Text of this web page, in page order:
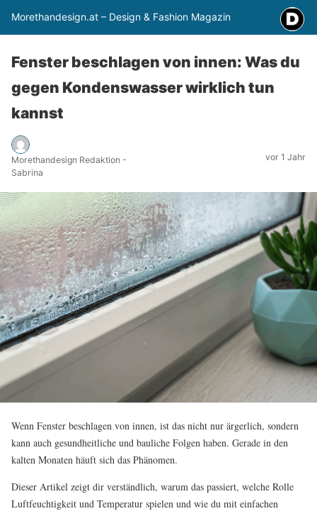
Morethandesign.at – Design & Fashion Magazin
Fenster beschlagen von innen: Was du
gegen Kondenswasser wirklich tun
kannst
Morethandesign Redaktion -
Sabrina
vor 1 Jahr
Wenn Fenster beschlagen von innen, ist das nicht nur ärgerlich, sondern
kann auch gesundheitliche und bauliche Folgen haben. Gerade in den
kalten Monaten häuft sich das Phänomen.
Dieser Artikel zeigt dir verständlich, warum das passiert, welche Rolle
Luftfeuchtigkeit und Temperatur spielen und wie du mit einfachen